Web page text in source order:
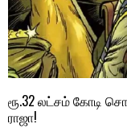
ரூ.32 லட்சம் கோடி
ராஜா!